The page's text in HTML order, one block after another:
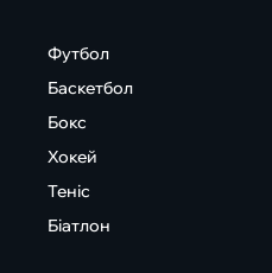
Футбол
Баскетбол
Бокс
Хокей
Теніс
Біатлон